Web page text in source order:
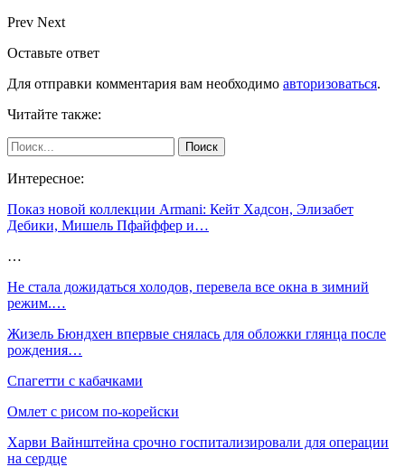
Prev Next
Оставьте ответ
Для отправки комментария вам необходимо авторизоваться.
Читайте также:
Интересное:
Показ новой коллекции Armani: Кейт Хадсон, Элизабет
Дебики, Мишель Пфайффер и…
…
Не стала дожидаться холодов, перевела все окна в зимний
режим.…
Жизель Бюндхен впервые снялась для обложки глянца после
рождения…
Спагетти с кабачками
Омлет с рисом по-корейски
Харви Вайнштейна срочно госпитализировали для операции
на сердце